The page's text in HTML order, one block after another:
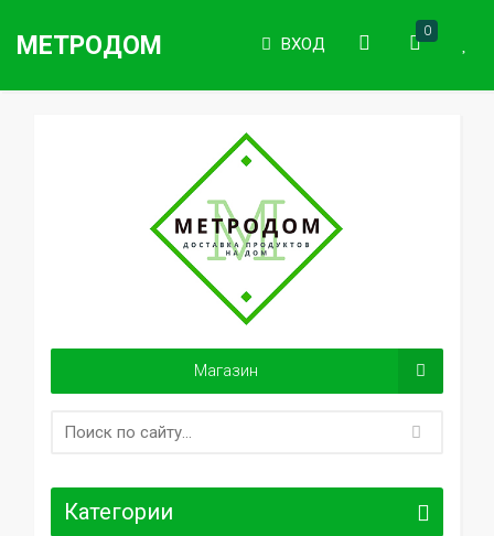
МЕТРОДОМ ВХОД
0
Магазин
Категории